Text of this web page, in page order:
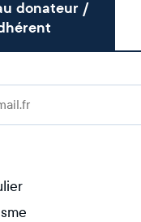
donateur /